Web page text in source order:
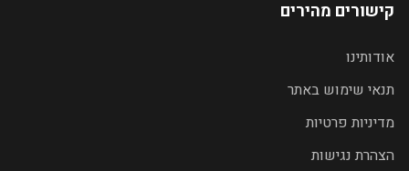
קישורים מהירים
אודותינו
תנאי שימוש באתר
מדיניות פרטיות
הצהרת נגישות